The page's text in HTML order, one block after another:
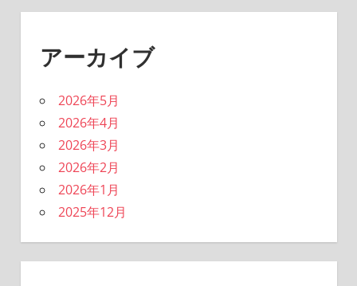
アーカイブ
2026年5月
2026年4月
2026年3月
2026年2月
2026年1月
2025年12月